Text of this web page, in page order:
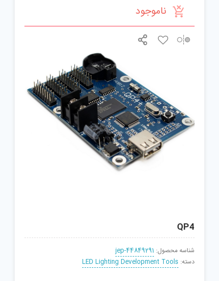
ناموجود
QP4
شناسه محصول: jep-44849291
دسته: LED Lighting Development Tools